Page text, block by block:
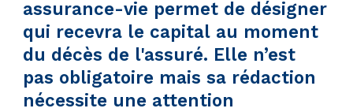
assurance-vie permet de désigner
qui recevra le capital au moment
du décès de l'assuré. Elle n’est
pas obligatoire mais sa rédaction
nécessite une attention